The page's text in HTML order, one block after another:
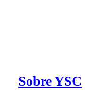
Sobre YSC